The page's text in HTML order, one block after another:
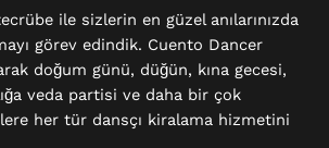
ile sizlerin en güzel anılarınızda
görev edindik. Cuento Dancer
doğum günü, düğün, kına gecesi,
veda partisi ve daha bir çok
her tür dansçı kiralama hizmetini